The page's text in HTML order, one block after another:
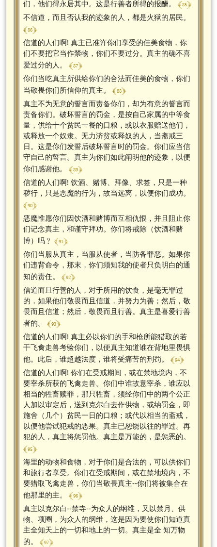
们，他们得永居其中。这是行善者所得的报酬。 ﴾ 85 ﴿
不信道，而且否认我的迹象的人，都是火狱的居民。
﴾ 86 ﴿
信道的人们啊! 真主已准许你们享受的佳美食物，你
们不要把它当作禁物，你们不要过分。真主的确不喜
爱过分的人。 ﴾ 87 ﴿
你们当吃真主所供给你们的合法而佳美的食物，你们
当敬畏你们所信仰的真主。 ﴾ 88 ﴿
真主不为无意的誓言而责备你们，却为有意的誓言而
责备你们。破坏誓言的罚金，是按自己家属的中等食
量，供给十个贫民一餐的口粮，或以衣服赠送他们，
或释放一个奴隶。无力济贫或释奴的人，当斋戒三
日。这是你们发誓后破坏誓言时的罚金。你们应当信
守自己的誓言。真主为你们如此阐明他的迹象，以便
你们感谢他。 ﴾ 89 ﴿
信道的人们啊! 饮酒、赌博、拜像、求签，只是一种
秽行，只是恶魔的行为，故当远离，以便你们成功。
﴾ 90 ﴿
恶魔惟愿你们因饮酒和赌博而互相仇恨，并且阻止你
们记念真主，和谨守拜功。你们将戒除（饮酒和赌
博）吗﹖ ﴾ 91 ﴿
你们当服从真主，当服从使者，当防备罪恶。如果你
们违背命令，那末，你们须知我的使者只负明白的通
知的责任。 ﴾ 92 ﴿
信道而且行善的人，对于所用的饮食，是毫无罪过
的，如果他们敬畏而且信道，并努力为善；然后，敬
畏而且信道；然后，敬畏而且行善。真主是喜爱行善
者的。 ﴾ 93 ﴿
信道的人们啊! 真主必以你们的手和枪所能猎取的若
干飞禽走兽考验你们，以便真主知道谁在背地里畏惧
他。此后，谁超越法度，谁将受痛苦的刑罚。 ﴾ 94 ﴿
信道的人们啊! 你们在受戒期间，或在禁地境内，不
要宰杀所获的飞禽走兽。你们中谁故意宰杀，谁应以
相当的牲畜赎罪，那只牲畜，须经你们中的两个公正
人加以审定后，送到克尔白去作供物，或纳罚金，即
施舍（几个）贫民一日的口粮；或代以相当的斋戒，
以便他尝试犯戒的恶果。真主已恕饶以往的罪过。再
犯的人，真主将惩罚他。真主是万能的，是惩恶的。
﴾ 95 ﴿
海里的动物和食物，对于你们是合法的，可以供你们
和旅行者享受。你们在受戒期间，或在禁地境内，不
要猎取飞禽走兽，你们当敬畏真主--你们将被集合在
他那里的主。 ﴾ 96 ﴿
真主以克尔白--禁寺--为众人的纲维，又以禁月、供
物、项圈，为众人的纲维，这是因为要使你们知道真
主全知天上的一切和地上的一切。真主是全 知万物
的。 ﴾ 97 ﴿